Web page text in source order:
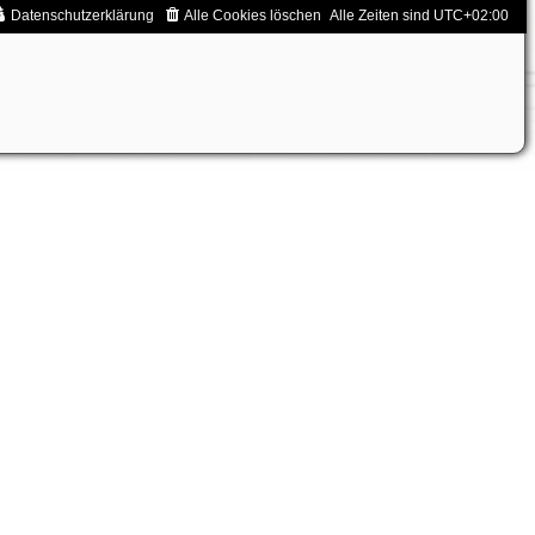
Alle Zeiten sind UTC+02:00
Alle Cookies löschen
Datenschutzerklärung